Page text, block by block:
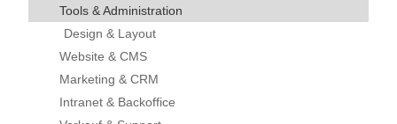
Tools & Administration
Design & Layout
Website & CMS
Marketing & CRM
Intranet & Backoffice